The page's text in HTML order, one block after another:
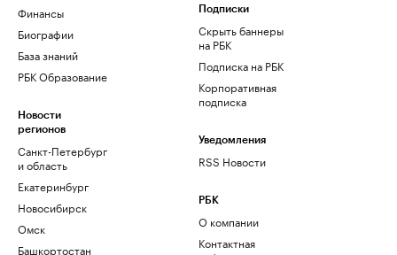
Финансы
Биографии
База знаний
РБК Образование
Новости
регионов
Санкт-Петербург
и область
Екатеринбург
Новосибирск
Омск
Башкортостан
Подписки
Скрыть баннеры
на РБК
Подписка на РБК
Корпоративная
подписка
Уведомления
RSS Новости
РБК
О компании
Контактная